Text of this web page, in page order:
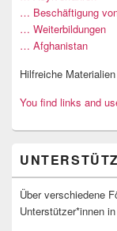
… Beschäftigung
… Weiterbildungen
… Afghanistan
Hilfreiche
You find links and
Über verschiedene
Unterstützer*innen